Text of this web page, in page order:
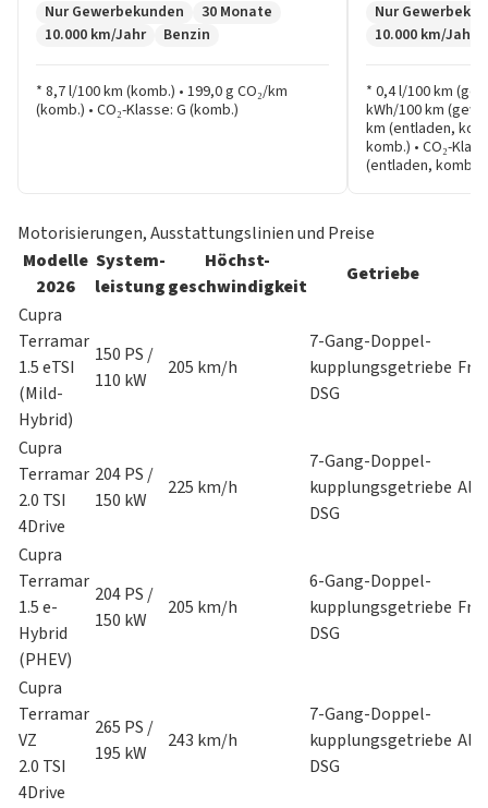
Nur Gewerbekunden
30 Monate
10.000 km/Jahr
Benzin
* 8,7 l/100 km (komb.) • 199,0 g CO₂/km
(komb.) • CO₂-Klasse: G (komb.)
Nur
10.000 km/Jahr
* 0,4 l/100 km
kWh/100 km
km (entladen,
komb.) • CO₂-
(entladen, komb.)
Motorisierungen, Ausstattungslinien und Preise
Modelle
2026
System-
leistung
Höchst-
geschwindigkeit
Getriebe
Cupra
Terramar
1.5 eTSI
(Mild-
Hybrid)
150 PS /
110 kW
205 km/h
7-Gang-Doppel-
kupplungsgetriebe
DSG
Cupra
Terramar
2.0 TSI
4Drive
204 PS /
150 kW
225 km/h
7-Gang-Doppel-
kupplungsgetriebe
DSG
Cupra
Terramar
1.5 e-
Hybrid
(PHEV)
204 PS /
150 kW
205 km/h
6-Gang-Doppel-
kupplungsgetriebe
DSG
Cupra
Terramar
VZ
2.0 TSI
4Drive
265 PS /
195 kW
243 km/h
7-Gang-Doppel-
kupplungsgetriebe
DSG